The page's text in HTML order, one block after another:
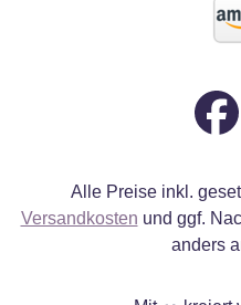
Alle Preise inkl.
Versandkosten und ggf.
anders